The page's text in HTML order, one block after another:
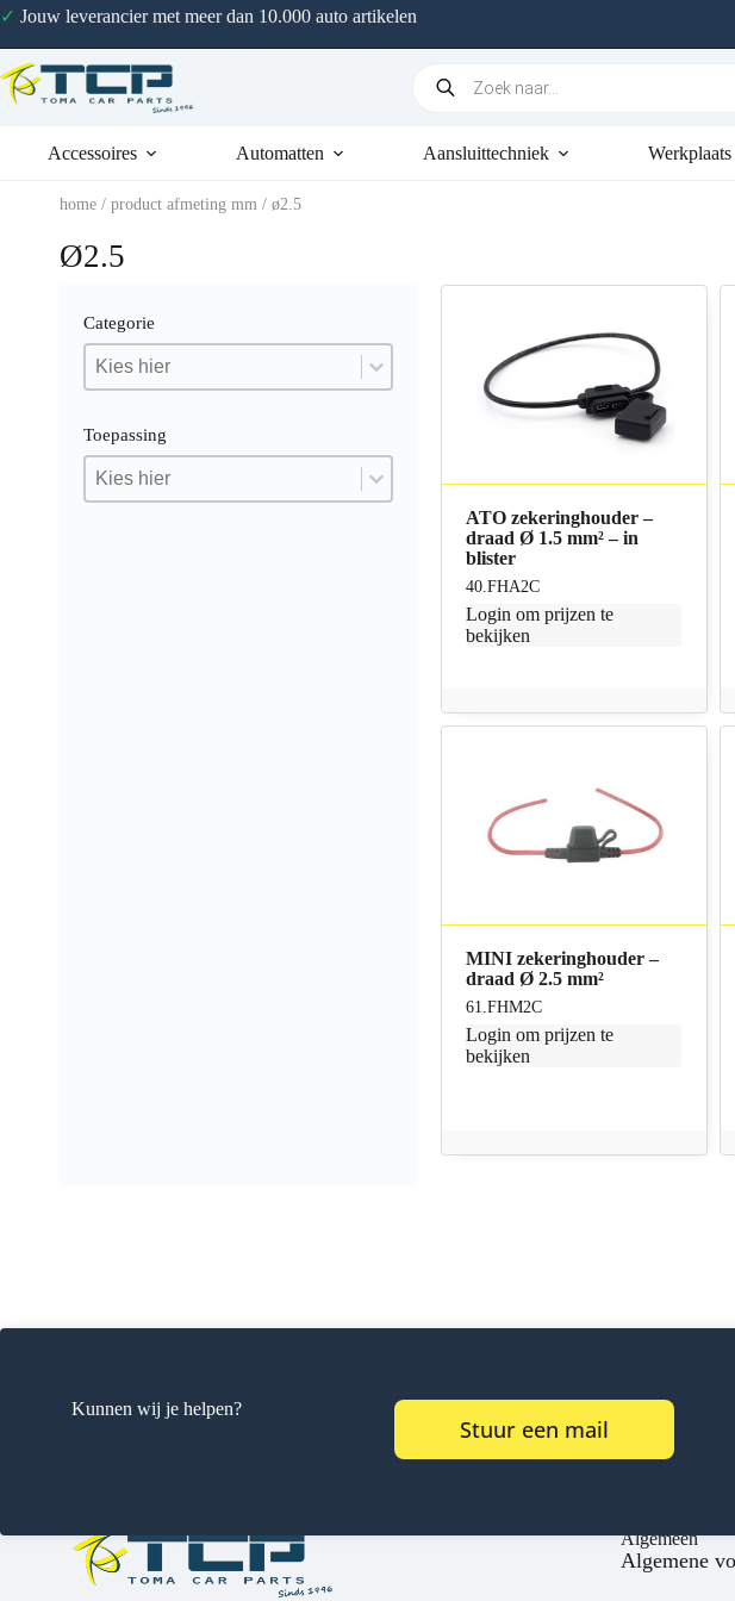
✓ Jouw leverancier met meer dan 10.000 auto artikelen
Accessoires Automatten Aansluittechniek Werkplaats
home / product afmeting mm / ø2.5
Ø2.5
Categorie
Categorie
Categorie
Categorie
Toepassing
Toepassing
Toepassing
Toepassing
ATO zekeringhouder –
draad Ø 1.5 mm² – in
blister
40.FHA2C
Login om prijzen te
bekijken
MINI zekeringhouder –
draad Ø 2.5 mm²
61.FHM2C
Login om prijzen te
bekijken
Kunnen wij je helpen?
Stuur een mail
Algemeen
Algemene